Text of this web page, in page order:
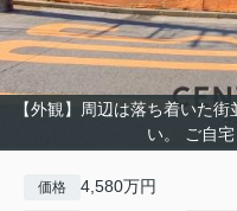
【外観】周辺は落ち着いた
い。 ご自
価格 4,580万円